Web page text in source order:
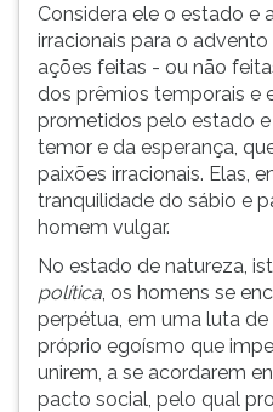
Considera ele o estado e
irracionais para o
ações feitas - ou não
dos prêmios temporais e
prometidos pelo estado
temor e da esperança,
paixões irracionais. Elas,
tranquilidade do sábio e
homem vulgar.
No estado de natureza,
política, os homens se
perpétua, em uma luta
próprio egoísmo que
unirem, a se acordarem
pacto social, pelo qual